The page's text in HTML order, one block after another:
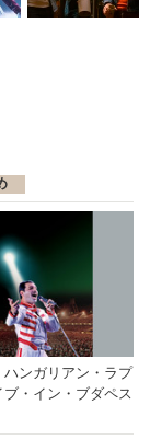
ンガリアン・ラプソ
ブ・イン・ブダペス